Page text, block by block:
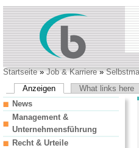
Startseite»Job & Karriere»
Anzeigen
What links here
News
Management &
Unternehmensführung
Recht & Urteile